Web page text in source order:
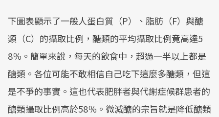
下圖表顯示了一般人蛋白質（P）、脂肪（F）與醣
類（C）的攝取比例，醣類的平均攝取比例竟高達5
8％。簡單來說，每天的飲食中，超過一半以上都是
醣類。各位可能不敢相信自己吃下這麼多醣類，但這
是不爭的事實。這也代表肥胖者與代謝症候群患者的
醣類攝取比例高於58％。微減醣的宗旨就是降低醣類